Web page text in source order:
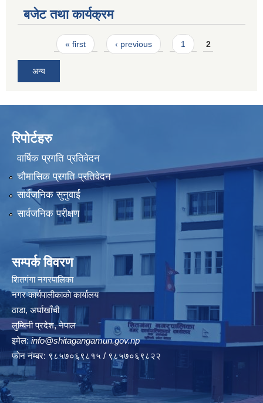
बजेट तथा कार्यक्रम
Pages« first ‹ previous 1 2
अन्य
रिपोर्टहरु
वार्षिक प्रगति प्रतिवेदन
चौमासिक प्रगति प्रतिवेदन
सार्वजनिक सुनुवाई
सार्वजनिक परीक्षण
सम्पर्क विवरण
शितगंगा नगरपालिका
नगर कार्यपालीकाकाे कार्यालय
ठाडा, अर्घाखाँची
लुम्बिनी प्रदेश, नेपाल
इमेल: info@shitagangamun.gov.np
फोन नंम्बर: ९८५७०६९८१५ / ९८५७०६९८२२